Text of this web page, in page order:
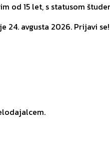
od 15 let, s statusom
24. avgusta 2026. Prijavi se!